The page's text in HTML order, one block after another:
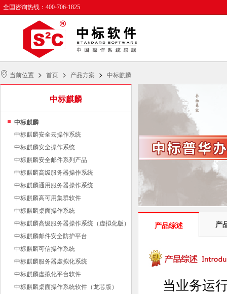
全国咨询热线：400-706-1825
当前位置 > 首页 > 产品方案 > 中标麒麟
中标麒麟
中标麒麟
中标麒麟安全云操作系统
中标麒麟安全操作系统
中标麒麟安全邮件系列产品
中标麒麟高级服务器操作系统
中标麒麟通用服务器操作系统
中标麒麟高可用集群软件
中标麒麟桌面操作系统
中标麒麟高级服务器操作系统（虚拟化版）
中标麒麟邮件安全防护平台
中标麒麟可信操作系统
中标麒麟服务器虚拟化系统
中标麒麟虚拟化平台软件
中标麒麟桌面操作系统软件（龙芯版）
产品综述 产
当业务运